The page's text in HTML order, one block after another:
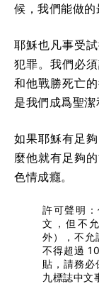
候，我們能做的
耶穌也凡事受
犯罪。我們必
和他戰勝死亡
是我們成爲聖潔
如果耶穌有足
麼他就有足夠
色情成癮。
許可聲明
文，但不
外），不允
不得超過
貼，請務必
九標誌中文